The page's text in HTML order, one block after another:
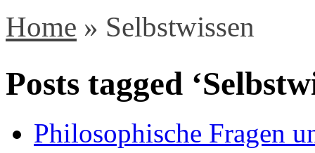
Home » Selbstwissen
Posts tagged
Philosophische Fragen